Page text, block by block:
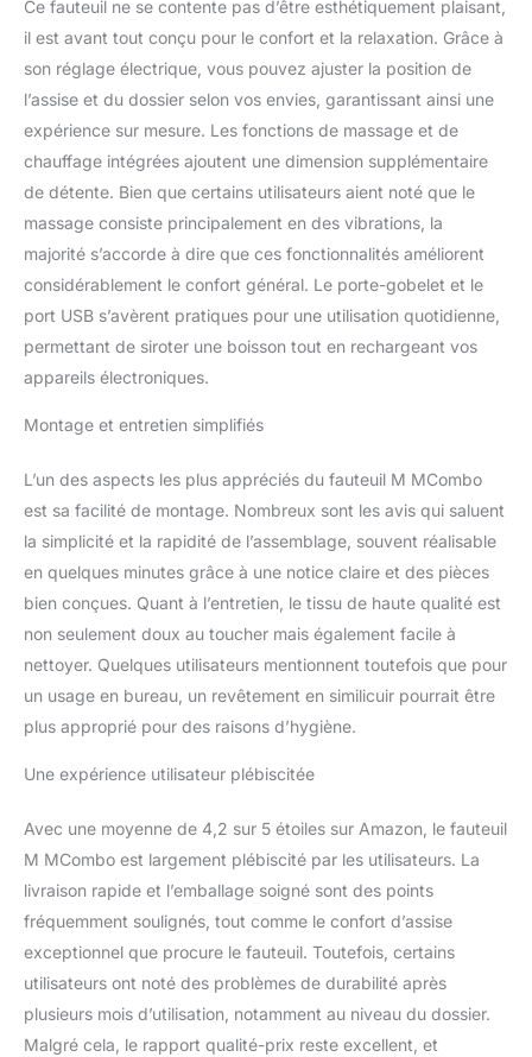
dossier favorise la
circulation sanguine. Le
du fauteuil peuvent être
commandés
séparément.
ACCESSOIRES
MULTIFONCTIONNELS -
-- 2 porte-gobelets, 2
attaches, 4 poches,
comme ça la
télécommande, les
lunettes de lecture, etc.
soient à portée de main.
Le port USB vous permet
Le port USB est
appareils à faible tension,
tels qu’iPhone, iPad).
COUVERTURE EN TISSU
DE HAUTE QUALITÉ ---
La belle surface a une
finition à poils courts qui
est douce au toucher,
chaude et respirante. Elle
l'abrasion et au
boulochage que le lin
varie en fonction de la
FACILE --- ① L'article est
livré avec 3 boîtes. ②Pas
besoin d'outil,
l'assemblage ne
nécessite que 15 minutes
pour les débutants.
③Veuillez nous contacter
si vous avez des
Ce fauteuil ne se contente pas d’être esthétiquement plaisant,
il est avant tout conçu pour le confort et la relaxation. Grâce à
son réglage électrique, vous pouvez ajuster la position de
l’assise et du dossier selon vos envies, garantissant ainsi une
expérience sur mesure. Les fonctions de massage et de
chauffage intégrées ajoutent une dimension supplémentaire
de détente. Bien que certains utilisateurs aient noté que le
massage consiste principalement en des vibrations, la
majorité s’accorde à dire que ces fonctionnalités améliorent
considérablement le confort général. Le porte-gobelet et le
port USB s’avèrent pratiques pour une utilisation quotidienne,
permettant de siroter une boisson tout en rechargeant vos
appareils électroniques.
Montage et entretien simplifiés
L’un des aspects les plus appréciés du fauteuil M MCombo
est sa facilité de montage. Nombreux sont les avis qui saluent
la simplicité et la rapidité de l’assemblage, souvent réalisable
en quelques minutes grâce à une notice claire et des pièces
bien conçues. Quant à l’entretien, le tissu de haute qualité est
non seulement doux au toucher mais également facile à
nettoyer. Quelques utilisateurs mentionnent toutefois que pour
un usage en bureau, un revêtement en similicuir pourrait être
plus approprié pour des raisons d’hygiène.
Une expérience utilisateur plébiscitée
Avec une moyenne de 4,2 sur 5 étoiles sur Amazon, le fauteuil
M MCombo est largement plébiscité par les utilisateurs. La
livraison rapide et l’emballage soigné sont des points
fréquemment soulignés, tout comme le confort d’assise
exceptionnel que procure le fauteuil. Toutefois, certains
utilisateurs ont noté des problèmes de durabilité après
plusieurs mois d’utilisation, notamment au niveau du dossier.
Malgré cela, le rapport qualité-prix reste excellent, et